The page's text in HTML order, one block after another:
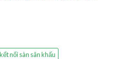
nối sàn sân khấu